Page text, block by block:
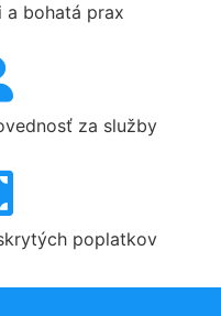
a bohatá prax
za služby
poplatkov